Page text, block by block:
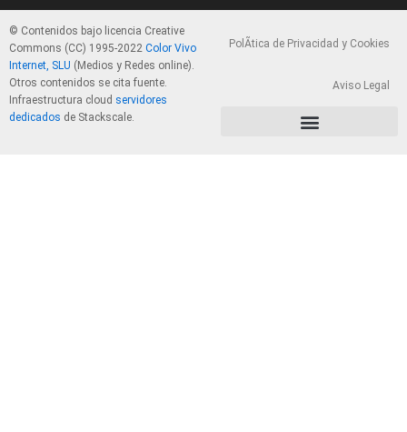
© Contenidos bajo licencia Creative
Commons (CC) 1995-2022 Color Vivo
Internet, SLU (Medios y Redes online).
Otros contenidos se cita fuente.
Infraestructura cloud servidores
dedicados de Stackscale.
PolÃ­tica de Privacidad y Cookies
Aviso Legal